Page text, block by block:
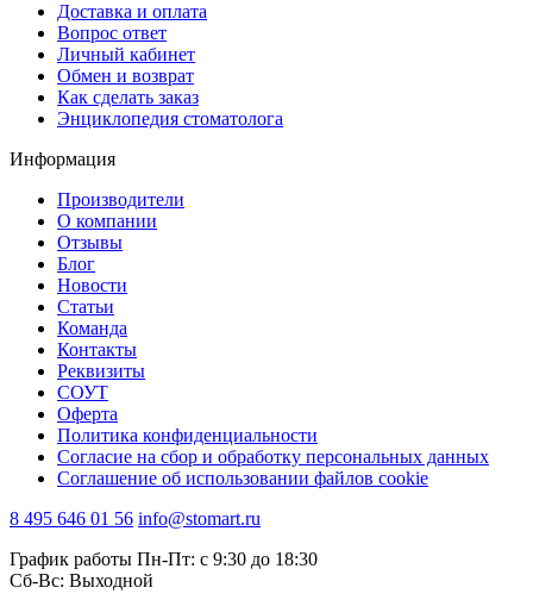
Доставка и оплата
Вопрос ответ
Личный кабинет
Обмен и возврат
Как сделать заказ
Энциклопедия стоматолога
Информация
Производители
О компании
Отзывы
Блог
Новости
Статьи
Команда
Контакты
Реквизиты
СОУТ
Оферта
Политика конфиденциальности
Согласие на сбор и обработку персональных данных
Соглашение об использовании файлов cookie
8 495 646 01 56 info@stomart.ru
График работы Пн-Пт: с 9:30 до 18:30
Сб-Вс: Выходной